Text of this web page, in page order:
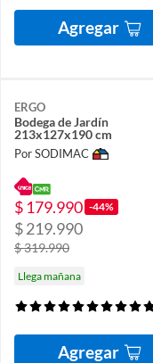
Agregar
ERGO
Bodega de Jardín
213x127x190 cm
Por SODIMAC
$ 179.990 -44%
$ 219.990
$ 319.990
Llega mañana
Agregar